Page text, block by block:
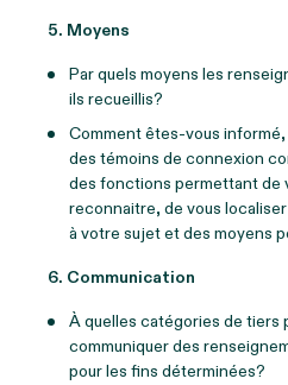
5. Moyens
Par quels moyens les
ils recueillis?
Comment êtes-vous informé,
des témoins de connexion
des fonctions permettant de
reconnaitre, de vous
à votre sujet et des moyens
6. Communication
À quelles catégories de tiers
communiquer des
pour les fins déterminées?